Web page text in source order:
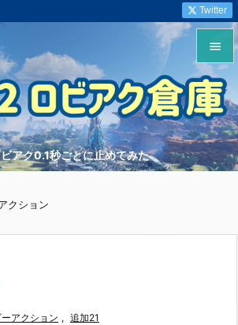
アク0.1秒ごとに止めてみた


メニュ

サイド


Twitter
クション
ーアクション , 追加21